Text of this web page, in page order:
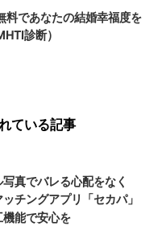
料であなたの結婚幸福度を
診断）
ている記事
真でバレる心配をなく
チングアプリ「セカパ」
能で安心を